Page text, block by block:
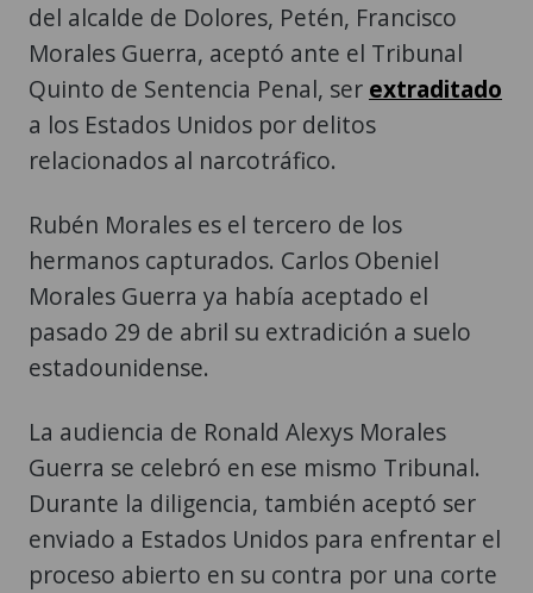
del alcalde de Dolores, Petén, Francisco
Morales Guerra, aceptó ante el Tribunal
Quinto de Sentencia Penal, ser extraditado
a los Estados Unidos por delitos
relacionados al narcotráfico.
Rubén Morales es el tercero de los
hermanos capturados. Carlos Obeniel
Morales Guerra ya había aceptado el
pasado 29 de abril su extradición a suelo
estadounidense.
La audiencia de Ronald Alexys Morales
Guerra se celebró en ese mismo Tribunal.
Durante la diligencia, también aceptó ser
enviado a Estados Unidos para enfrentar el
proceso abierto en su contra por una corte